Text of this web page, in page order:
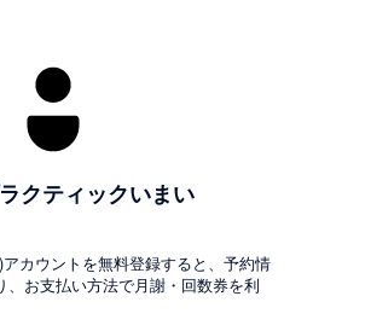
クティックいまい
カウントを無料登録すると、予約情
、お支払い方法で月謝・回数券を利